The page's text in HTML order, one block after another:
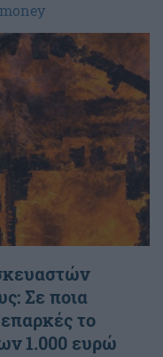
Σε ποια
το
1.000 ευρώ